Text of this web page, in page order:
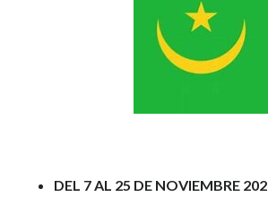
DEL 7 AL 25 DE NOVIEMBRE